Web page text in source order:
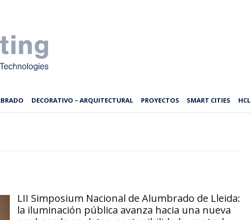
DECORATIVO – ARQUITECTURAL PROYECTOS SMART CITIES HCL
LII Simposium Nacional de Alumbrado de Lleida:
la iluminación pública avanza hacia una nueva